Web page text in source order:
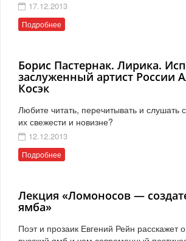
17.12.2013
Подробнее
Борис Пастернак. Лирика.
заслуженный артист России
Косэк
Любите читать, перечитывать и слушать
их свежести и новизне?
12.12.2013
Подробнее
Лекция «Ломоносов —
ямба»
Поэт и прозаик Евгений Рейн расскажет